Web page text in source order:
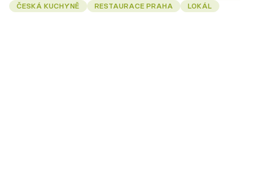
ČESKÁ KUCHYNĚ
RESTAURACE PRAHA LOKÁL